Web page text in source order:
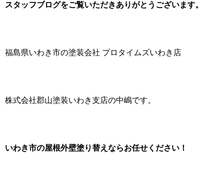
スタッフブログをご覧いただきありがとうございます。
福島県いわき市の塗装会社 プロタイムズいわき店
株式会社郡山塗装いわき支店の中嶋です。
いわき市の屋根外壁塗り替えならお任せください！